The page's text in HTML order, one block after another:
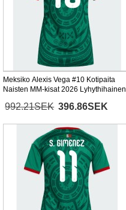
Meksiko Alexis Vega #10 Kotipaita
Naisten MM-kisat 2026 Lyhythihainen
992.21SEK 396.86SEK